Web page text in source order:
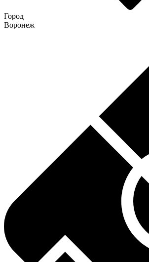
Город
Воронеж